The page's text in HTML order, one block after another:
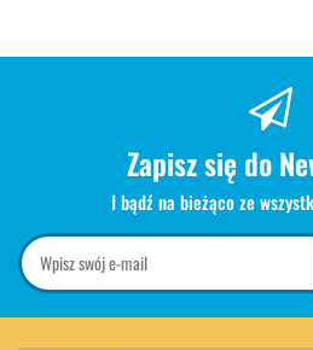
Zapisz się do
I bądź na bieżąco ze